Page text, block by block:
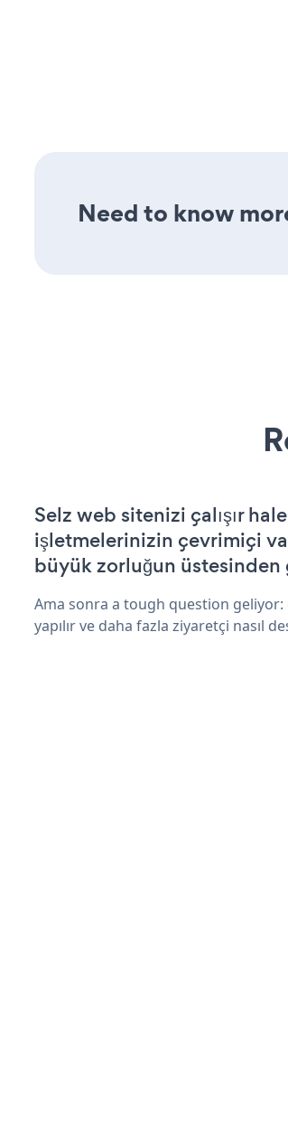
Need to know
Selz web sitenizi çalışır
işletmelerinizin çevrimiçi
büyük zorluğun
Ama sonra a tough question geliyor:
yapılır ve daha fazla ziyaretçi nasıl